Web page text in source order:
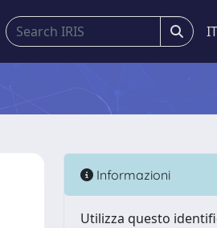
IT
Informazioni
Utilizza questo